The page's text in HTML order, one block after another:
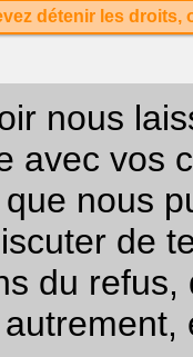
détenir les
nous
avec vos
que nous
de
du